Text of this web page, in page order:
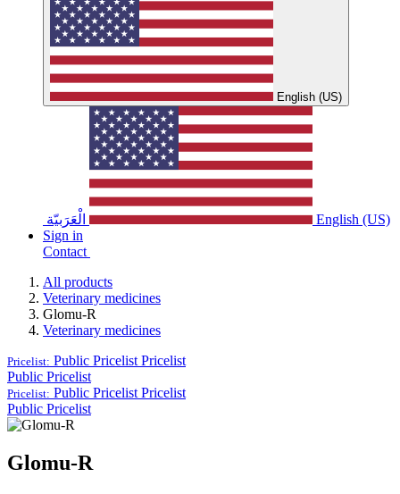
English (US)
الْعَرَبيّة
English (US)
Sign in
Contact
All products
Veterinary medicines
Glomu-R
Veterinary medicines
Pricelist: Public Pricelist Pricelist
Public Pricelist
Pricelist: Public Pricelist Pricelist
Public Pricelist
Glomu-R